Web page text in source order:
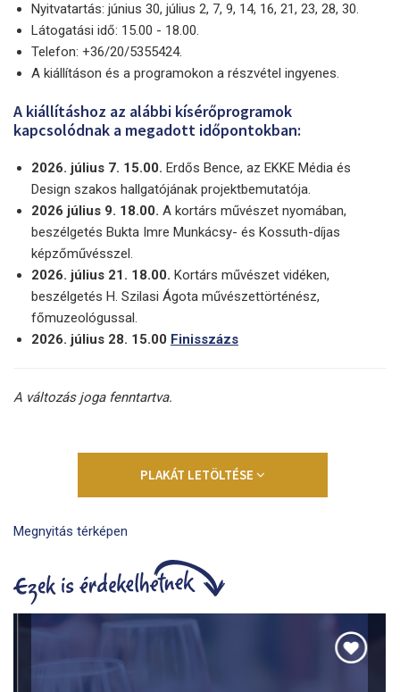
Nyitvatartás: június 30, július 2, 7, 9, 14, 16, 21, 23, 28, 30.
Látogatási idő: 15.00 - 18.00.
Telefon: +36/20/5355424.
A kiállításon és a programokon a részvétel ingyenes.
A kiállításhoz az alábbi kísérőprogramok
kapcsolódnak a megadott időpontokban:
2026. július 7. 15.00. Erdős Bence, az EKKE Média és
Design szakos hallgatójának projektbemutatója.
2026 július 9. 18.00. A kortárs művészet nyomában,
beszélgetés Bukta Imre Munkácsy- és Kossuth-díjas
képzőművésszel.
2026. július 21. 18.00. Kortárs művészet vidéken,
beszélgetés H. Szilasi Ágota művészettörténész,
főmuzeológussal.
2026. július 28. 15.00 Finisszázs
A változás joga fenntartva.
PLAKÁT LETÖLTÉSE
Megnyitás térképen